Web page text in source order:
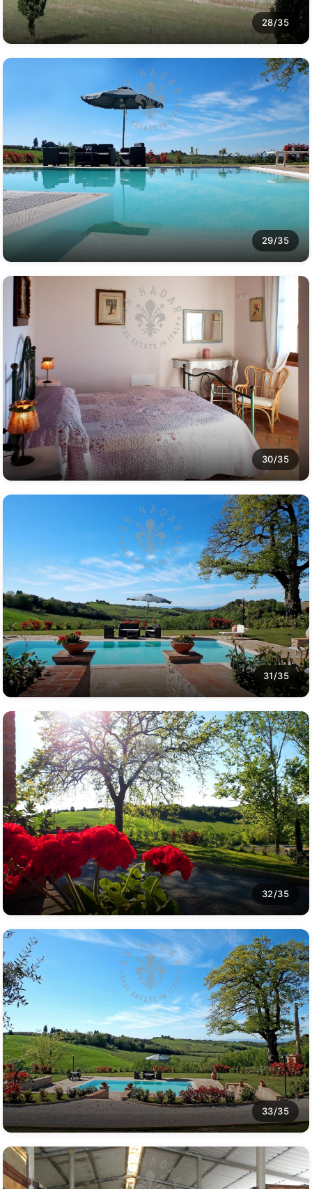
28/35
29/35
30/35
31/35
32/35
33/35